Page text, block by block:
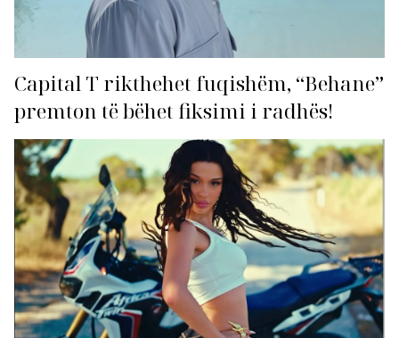
Capital T rikthehet fuqishëm, “Behane”
premton të bëhet fiksimi i radhës!